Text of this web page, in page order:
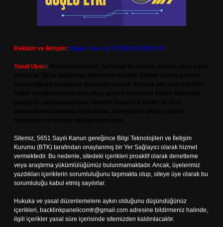
Reklam ve İletişim: Skype: live:.cid.575569c608265c69
Yasal Uyarı:
Sitemiz, 5651 Sayılı Kanun gereğince Bilgi Teknolojileri ve İletişim
Kurumu (BTK) tarafından onaylanmış bir Yer Sağlayıcı olarak hizmet
vermektedir. Bu nedenle, sitedeki içerikleri proaktif olarak denetleme
veya araştırma yükümlülüğümüz bulunmamaktadır. Ancak, üyelerimiz
yazdıkları içeriklerin sorumluluğunu taşımakta olup, siteye üye olarak bu
sorumluluğu kabul etmiş sayılırlar.
Hukuka ve yasal düzenlemelere aykırı olduğunu düşündüğünüz
içerikleri, backlinkpanelicomtr@gmail.com adresine bildirmeniz halinde,
ilgili içerikler yasal süre içerisinde sitemizden kaldırılacaktır.